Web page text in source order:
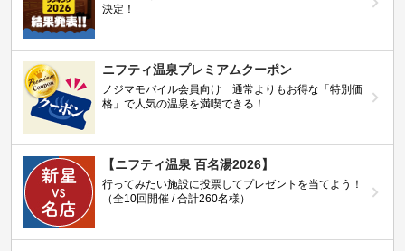
決定！
ニフティ温泉プレミアムクーポン
ノジマモバイル会員向け 通常よりもお得な「特別価
格」で人気の温泉を満喫できる！
【ニフティ温泉 百名湯2026】
行ってみたい施設に投票してプレゼントを当てよう！
（全10回開催 / 合計260名様）